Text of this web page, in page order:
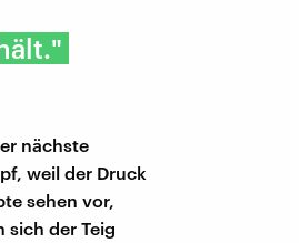
nächste
weil der Druck
sehen vor,
sich der Teig